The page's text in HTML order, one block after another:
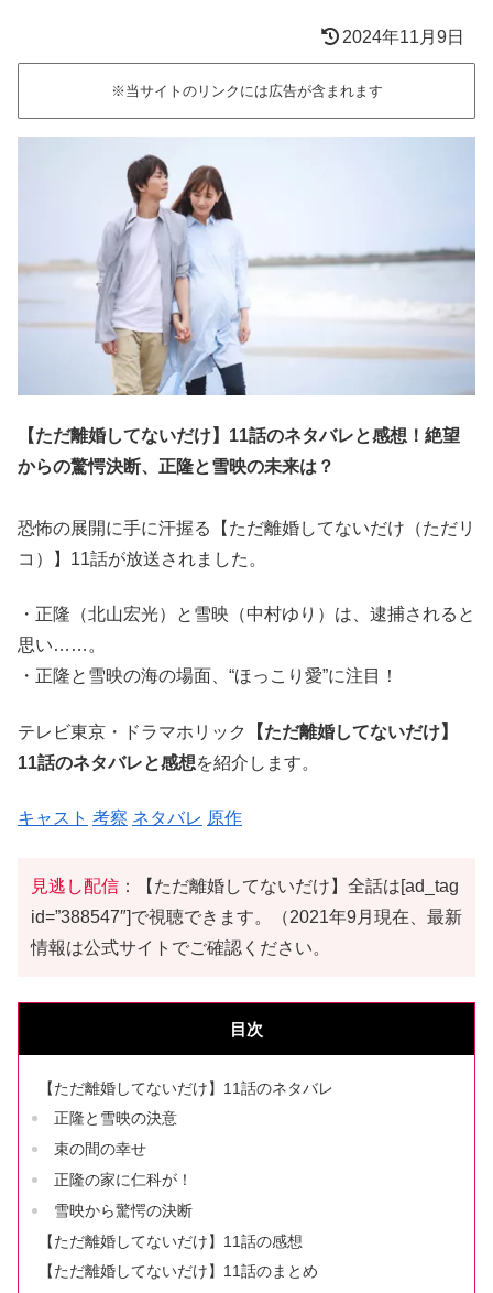
2024年11月9日
※当サイトのリンクには広告が含まれます
【ただ離婚してないだけ】11話のネタバレと感想！絶望
からの驚愕決断、正隆と雪映の未来は？
恐怖の展開に手に汗握る【ただ離婚してないだけ（ただリ
コ）】11話が放送されました。
・正隆（北山宏光）と雪映（中村ゆり）は、逮捕されると
思い……。
・正隆と雪映の海の場面、“ほっこり愛”に注目！
テレビ東京・ドラマホリック
【ただ離婚してないだけ】
11話のネタバレと感想を紹介します。
キャスト 考察 ネタバレ 原作
見逃し配信 ：【ただ離婚してないだけ】全話は[ad_tag
id=”388547″]で視聴できます。（2021年9月現在、最新
情報は公式サイトでご確認ください。
目次
【ただ離婚してないだけ】11話のネタバレ
正隆と雪映の決意
束の間の幸せ
正隆の家に仁科が！
雪映から驚愕の決断
【ただ離婚してないだけ】11話の感想
【ただ離婚してないだけ】11話のまとめ